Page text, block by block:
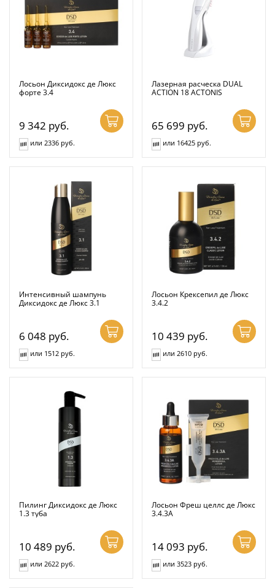
Лосьон Диксидокс де Люкс
форте 3.4
9 342 руб.
или 2336 руб.
Лазерная расческа DUAL
ACTION 18 ACTONIS
65 699 руб.
или 16425 руб.
Интенсивный шампунь
Диксидокс де Люкс 3.1
6 048 руб.
или 1512 руб.
Лосьон Крексепил де Люкс
3.4.2
10 439 руб.
или 2610 руб.
Пилинг Диксидокс де Люкс
1.3 туба
10 489 руб.
или 2622 руб.
Лосьон Фреш целлс де Люкс
3.4.3А
14 093 руб.
или 3523 руб.